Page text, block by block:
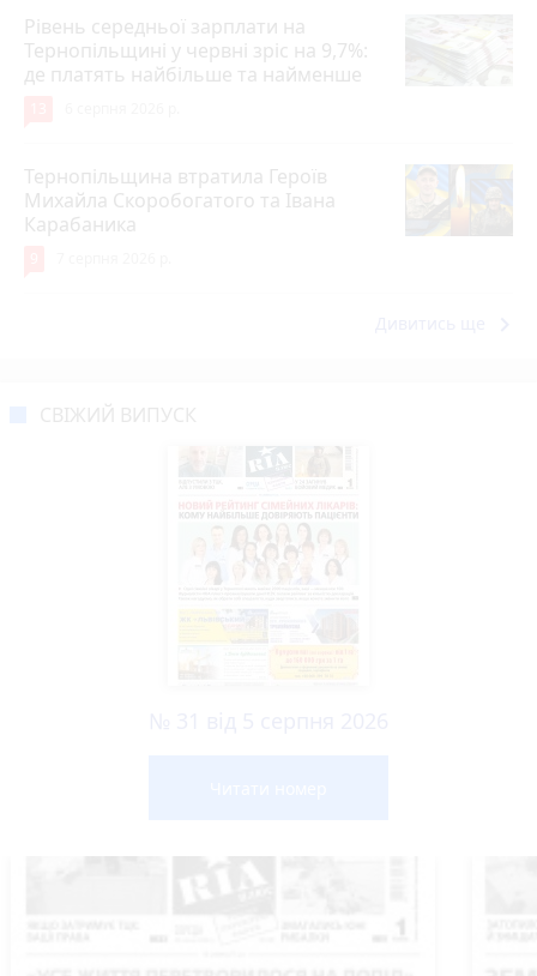
Рівень середньої зарплати на
Тернопільщині у червні зріс на 9,7%:
де платять найбільше та найменше
Тернопільщина втратила Героїв
Михайла Скоробогатого та Івана
Карабаника